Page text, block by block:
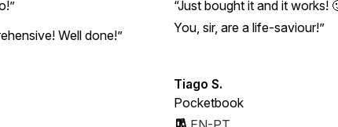
Well done!”
Just bought it and it works!
You, sir, are a life-saviour!
Tiago S.
Pocketbook